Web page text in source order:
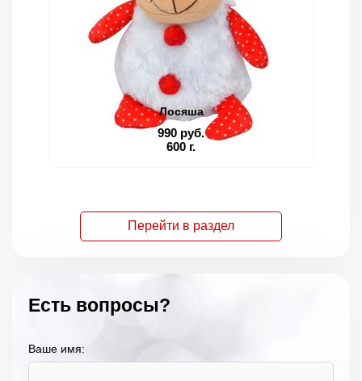
Лосяша
990 руб.
600 г.
Перейти в раздел
Есть вопросы?
Ваше имя: